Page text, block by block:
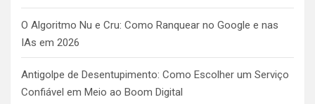
O Algoritmo Nu e Cru: Como Ranquear no Google e nas
IAs em 2026
Antigolpe de Desentupimento: Como Escolher um Serviço
Confiável em Meio ao Boom Digital